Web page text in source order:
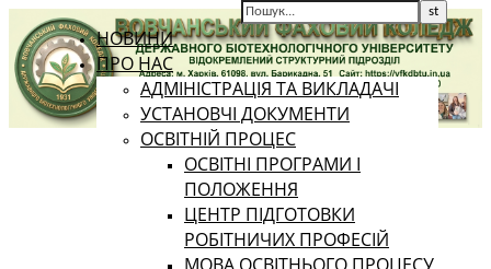
НОВИНИ
ПРО НАС
АДМІНІСТРАЦІЯ ТА ВИКЛАДАЧІ
УСТАНОВЧІ ДОКУМЕНТИ
ОСВІТНІЙ ПРОЦЕС
ОСВІТНІ ПРОГРАМИ І
ПОЛОЖЕННЯ
ЦЕНТР ПІДГОТОВКИ
РОБІТНИЧИХ ПРОФЕСІЙ